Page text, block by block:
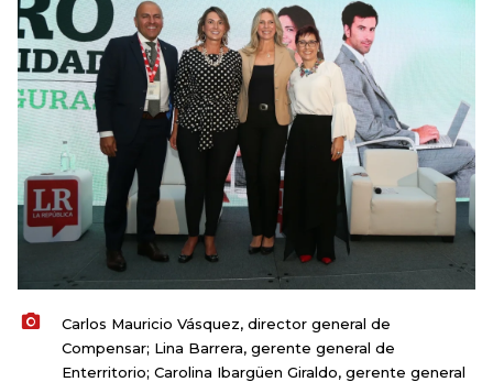
Carlos Mauricio Vásquez, director general de
Compensar; Lina Barrera, gerente general de
Enterritorio; Carolina Ibargüen Giraldo, gerente general